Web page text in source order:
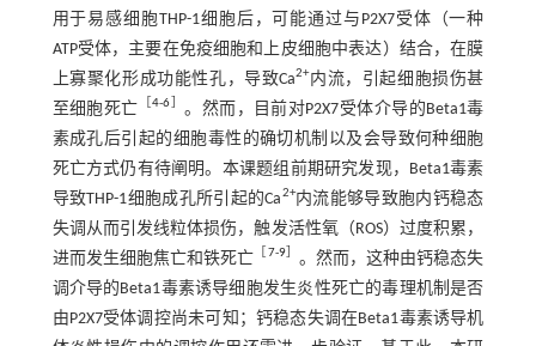
用于易感细胞THP-1细胞后，可能通过与P2X7受体（一种
ATP受体，主要在免疫细胞和上皮细胞中表达）结合，在膜
上寡聚化形成功能性孔，导致Ca2+内流，引起细胞损伤甚
至细胞死亡 ［4-6］ 。然而，目前对P2X7受体介导的Beta1毒
素成孔后引起的细胞毒性的确切机制以及会导致何种细胞
死亡方式仍有待阐明。本课题组前期研究发现，Beta1毒素
导致THP-1细胞成孔所引起的Ca2+内流能够导致胞内钙稳态
失调从而引发线粒体损伤，触发活性氧（ROS）过度积累，
进而发生细胞焦亡和铁死亡 ［7-9］ 。然而，这种由钙稳态失
调介导的Beta1毒素诱导细胞发生炎性死亡的毒理机制是否
由P2X7受体调控尚未可知；钙稳态失调在Beta1毒素诱导机